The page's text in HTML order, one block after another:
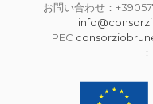
お問い合わせ：
PEC
：